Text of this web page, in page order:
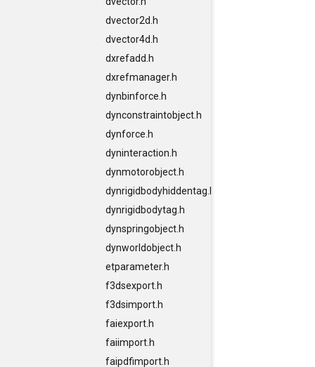
dvector2d.h
dvector4d.h
dxrefadd.h
dxrefmanager.h
dynbinforce.h
dynconstraintobject.h
dynforce.h
dyninteraction.h
dynmotorobject.h
dynrigidbodyhiddentag.h
dynrigidbodytag.h
dynspringobject.h
dynworldobject.h
etparameter.h
f3dsexport.h
f3dsimport.h
faiexport.h
faiimport.h
faipdfimport.h